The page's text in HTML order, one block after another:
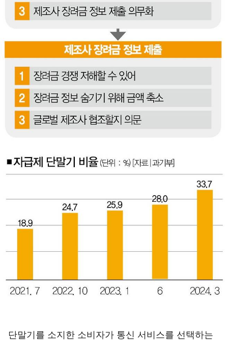
단말기를 소지한 소비자가 통신 서비스를 선택하는